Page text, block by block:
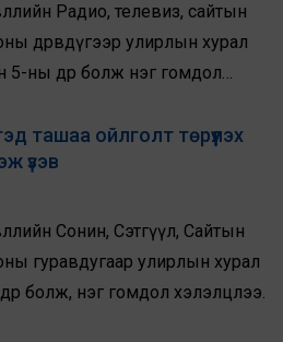
Радио, телевиз, сайтын
дөрөвдүгээр улирлын хурал
5-ны өдөр болж нэг гомдол
ташаа ойлголт төрүүлэх
үзэв
Сонин, Сэтгүүл, Сайтын
гуравдугаар улирлын хурал
болж, нэг гомдол хэлэлцлээ.